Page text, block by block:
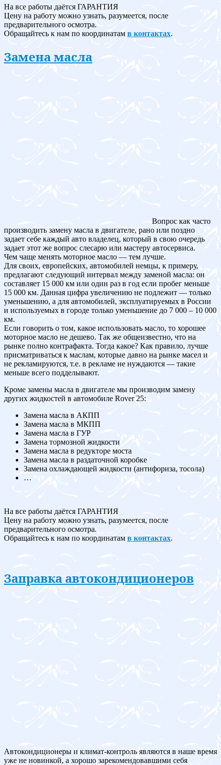
На все работы даётся ГАРАНТИЯ
Цену на работу можно узнать, разумеется, после
предварительного осмотра.
Обращайтесь к нам по координатам в контактах.
Замена масла
Вопрос как часто
производить замену масла в двигателе, рано или поздно
задает себе каждый авто владелец, который в свою очередь
задает этот же вопрос слесарю или мастеру автосервиса.
Чем чаще менять моторное масло — тем лучше.
Для своих, европейских, автомобилей немцы, к примеру,
предлагают следующий интервал между заменой масла: он
составляет 15 000 км или один раз в год если пробег меньше
15 000 км. Данная цифра увеличению не подлежит — только
уменьшению, а для автомобилей, эксплуатируемых в России
и используемых в городе только уменьшение до 7 000 – 10 000
км.
Если говорить о том, какое использовать масло, то хорошее
моторное масло не дешево. Так же общеизвестно, что на
рынке полно контрафакта. Тогда какое? Как правило, лучше
присматриваться к маслам, которые давно на рынке масел и
не рекламируются, т.е. в рекламе не нуждаются — такие
меньше всего подделывают.
Кроме замены масла в двигателе мы производим замену
других жидкостей в автомобиле Rover 25:
Замена масла в АКПП
Замена масла в МКПП
Замена масла в ГУР
Замена тормозной жидкости
Замена масла в редукторе моста
Замена масла в раздаточной коробке
Замена охлаждающей жидкости (антифориза, тосола)
…
На все работы даётся ГАРАНТИЯ
Цену на работу можно узнать, разумеется, после
предварительного осмотра.
Обращайтесь к нам по координатам в контактах.
Заправка автокондиционеров
Автокондиционеры и климат-контроль являются в наше время
уже не новинкой, а хорошо зарекомендовавшими себя